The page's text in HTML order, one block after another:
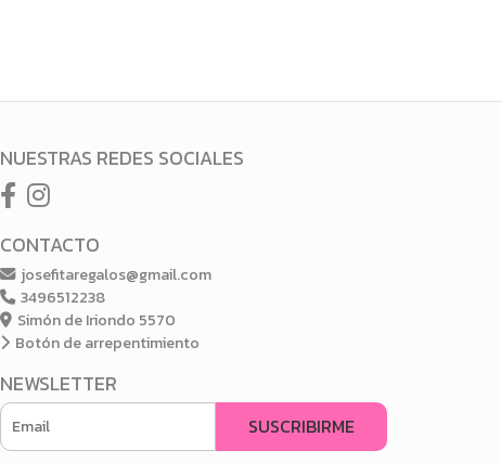
NUESTRAS REDES SOCIALES
CONTACTO
josefitaregalos@gmail.com
3496512238
Simón de Iriondo 5570
Botón de arrepentimiento
NEWSLETTER
SUSCRIBIRME